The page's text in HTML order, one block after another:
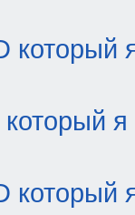
который
я
который